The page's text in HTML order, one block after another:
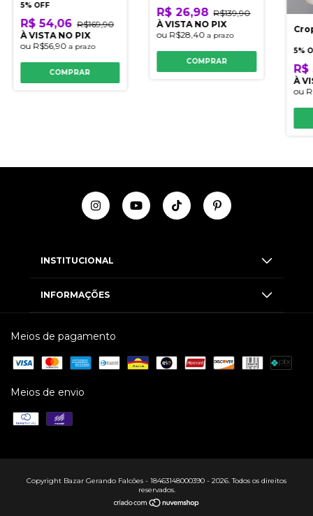
5% OFF
R$ 54,06 R$169,90
À VISTA NO PIX
ou R$56,90 a prazo
COMPRAR
R$ 26,98 R$139,90
À VISTA NO PIX
ou R$28,40a prazo
COMPRAR
5%
À
ou
INSTITUCIONAL
INFORMAÇÕES
Meios de pagamento
Meios de envio
Copyright Bazar Gerando Falcões - 18463148000390 - 2026. Todos os direitos
reservados.